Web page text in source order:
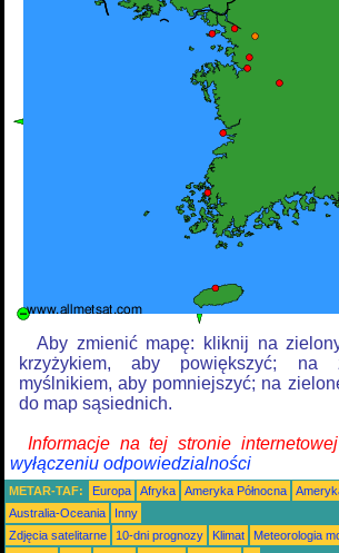
Aby zmienić mapę: kliknij na
krzyżykiem, aby powiększyć; na
myślnikiem, aby pomniejszyć; na
do map sąsiednich.
Informacje na tej stronie
wyłączeniu odpowiedzialności
METAR-TAF: Europa Afryka Ameryka Północna
Australia-Oceania
Inny
Zdjęcia satelitarne
10-dni prognozy Klimat Meteorologia